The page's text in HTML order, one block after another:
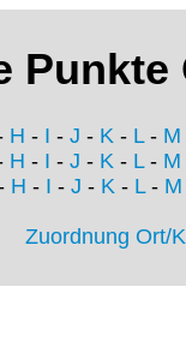
H - I - J - K - L- M
H - I - J - K - L- M
H - I - J - K- L- M
Zuordnung Ort/